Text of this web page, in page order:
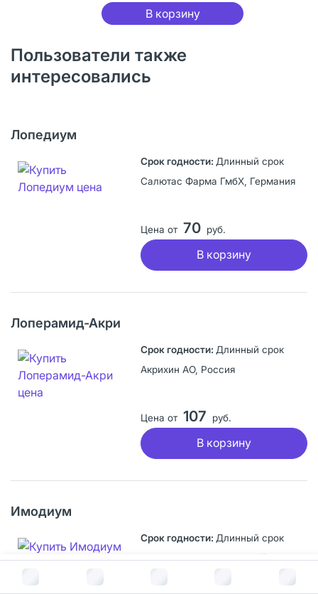
В корзину
Пользователи также
интересовались
Лопедиум
Длинный срок
Салютас Фарма ГмбХ, Германия
Цена от 70 руб.
В корзину
Лоперамид-Акри
Длинный срок
Акрихин АО, Россия
Цена от 107 руб.
В корзину
Имодиум
Длинный срок
Каталент ЮК Суиндон Зайдис Лимитед, Великобритания